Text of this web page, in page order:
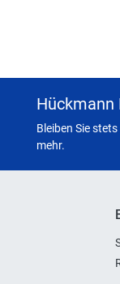
Bleiben Sie
mehr.